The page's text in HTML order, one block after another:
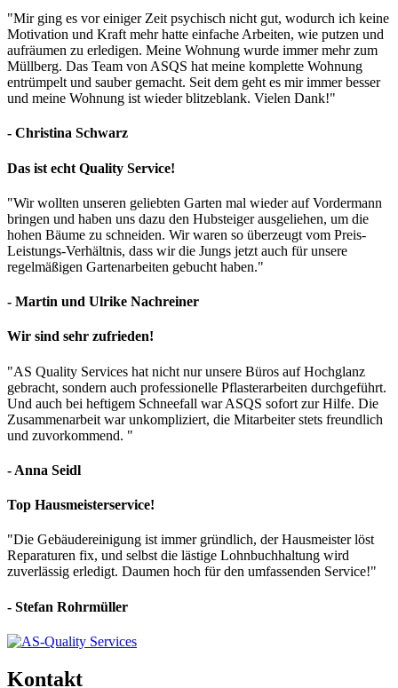
"Mir ging es vor einiger Zeit psychisch nicht gut, wodurch ich keine
Motivation und Kraft mehr hatte einfache Arbeiten, wie putzen und
aufräumen zu erledigen. Meine Wohnung wurde immer mehr zum
Müllberg. Das Team von ASQS hat meine komplette Wohnung
entrümpelt und sauber gemacht. Seit dem geht es mir immer besser
und meine Wohnung ist wieder blitzeblank. Vielen Dank!"
- Christina Schwarz
Das ist echt Quality Service!
"Wir wollten unseren geliebten Garten mal wieder auf Vordermann
bringen und haben uns dazu den Hubsteiger ausgeliehen, um die
hohen Bäume zu schneiden. Wir waren so überzeugt vom Preis-
Leistungs-Verhältnis, dass wir die Jungs jetzt auch für unsere
regelmäßigen Gartenarbeiten gebucht haben."
- Martin und Ulrike Nachreiner
Wir sind sehr zufrieden!
"AS Quality Services hat nicht nur unsere Büros auf Hochglanz
gebracht, sondern auch professionelle Pflasterarbeiten durchgeführt.
Und auch bei heftigem Schneefall war ASQS sofort zur Hilfe. Die
Zusammenarbeit war unkompliziert, die Mitarbeiter stets freundlich
und zuvorkommend. "
- Anna Seidl
Top Hausmeisterservice!
"Die Gebäudereinigung ist immer gründlich, der Hausmeister löst
Reparaturen fix, und selbst die lästige Lohnbuchhaltung wird
zuverlässig erledigt. Daumen hoch für den umfassenden Service!"
- Stefan Rohrmüller
Kontakt